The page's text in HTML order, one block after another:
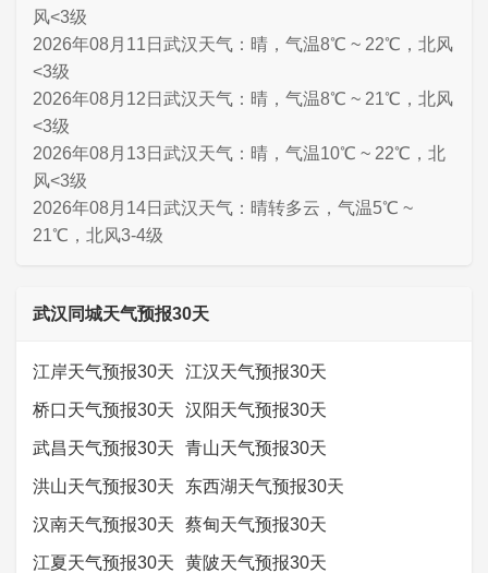
风<3级
2026年08月11日武汉天气：晴，气温8℃ ~ 22℃，北风
<3级
2026年08月12日武汉天气：晴，气温8℃ ~ 21℃，北风
<3级
2026年08月13日武汉天气：晴，气温10℃ ~ 22℃，北
风<3级
2026年08月14日武汉天气：晴转多云，气温5℃ ~
21℃，北风3-4级
武汉同城天气预报30天
江岸天气预报30天 江汉天气预报30天
桥口天气预报30天 汉阳天气预报30天
武昌天气预报30天 青山天气预报30天
洪山天气预报30天 东西湖天气预报30天
汉南天气预报30天 蔡甸天气预报30天
江夏天气预报30天 黄陂天气预报30天